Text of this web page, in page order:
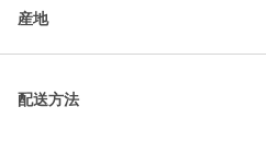
産地
配送方法